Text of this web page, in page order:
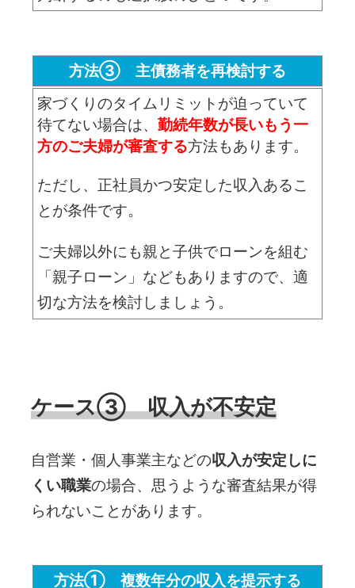
方法③ 主債務者を再検討する
家づくりのタイムリミットが迫っていて
待てない場合は、 勤続年数が長いもう一
方のご夫婦が審査する方法もあります。
ただし、正社員かつ安定した収入あるこ
とが条件です。
ご夫婦以外にも親と子供でローンを組む
「親子ローン」などもありますので、適
切な方法を検討しましょう。
ケース③ 収入が不安定
自営業・個人事業主などの収入が安定しに
くい職業の場合、思うような審査結果が得
られないことがあります。
方法① 複数年分の収入を提示する